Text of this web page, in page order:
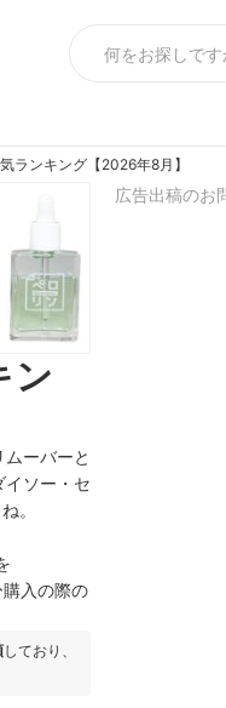
ランキング【2026年8月】
ン
ーバーと
イソー・セ
。
購入の際の
しており、
広告出稿のお